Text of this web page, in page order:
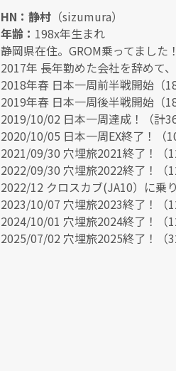
HN：静村 （sizumura）
年齢： 198x年生まれ
静岡県在住。GROM乗ってました！
2017年 長年勤めた会社を辞めて、
2018年春 日本一周前半戦開始（
2019年春 日本一周後半戦開始（
2019/10/02 日本一周達成！（計
2020/10/05 日本一周EX終了！（
2021/09/30 穴埋旅2021終了！（
2022/09/30 穴埋旅2022終了！（
2022/12 クロスカブ(JA10）に乗り
2023/10/07 穴埋旅2023終了！（
2024/10/01 穴埋旅2024終了！（
2025/07/02 穴埋旅2025終了！（